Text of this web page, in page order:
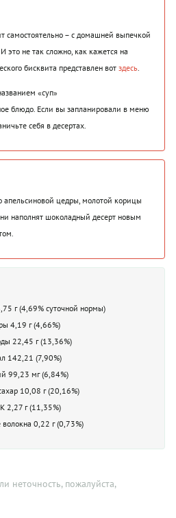
самостоятельно – с домашней выпечкой
это не так сложно, как кажется на
бисквита представлен вот здесь.
«суп»
блюдо. Если вы запланировали в меню
себя в десертах.
апельсиновой цедры, молотой корицы
наполнят шоколадный десерт новым
г (4,69% суточной нормы)
4,19 г (4,66%)
22,45 г (13,36%)
142,21 (7,90%)
99,23 мг (6,84%)
10,08 г (20,16%)
2,27 г (11,35%)
0,22 г (0,73%)
неточность, пожалуйста,